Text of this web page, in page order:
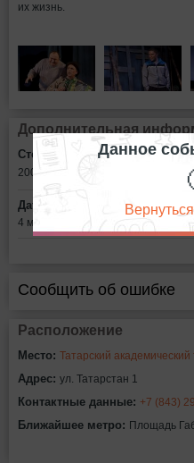
их жизнь.
Дополнительная
Стоимость билетов:
200 - 1200
Дата:
4 мая в 18:00
Сообщить об ошибке
Расположение
Место: Татарский
Адрес: ул. Татарстан 1
Контактные данные: +7 (843)
Ближайшее метро: Площадь
Данное